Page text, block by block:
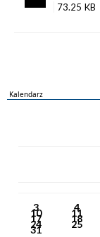
73.25 KB
Kalendarz
3 4
10 11
17 18
24 25
31